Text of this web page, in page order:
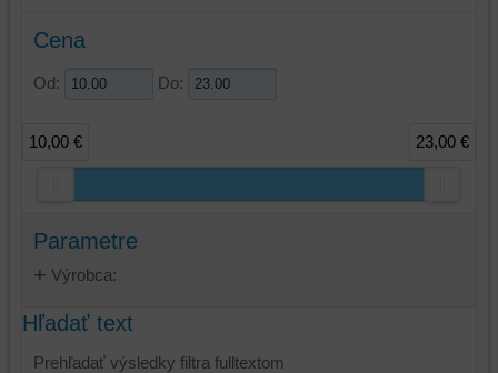
Cena
Od: Do:
10,00 € 23,00 €
Parametre
Výrobca:
Hľadať text
Prehľadať výsledky filtra fulltextom